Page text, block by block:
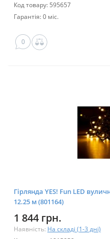
Код товару: 595657
Гарантія: 0 міс.
0
Гірлянда YES! Fun LED
12.25 м (801164)
1 844 грн.
Наявність: На складі (1-3 дні)